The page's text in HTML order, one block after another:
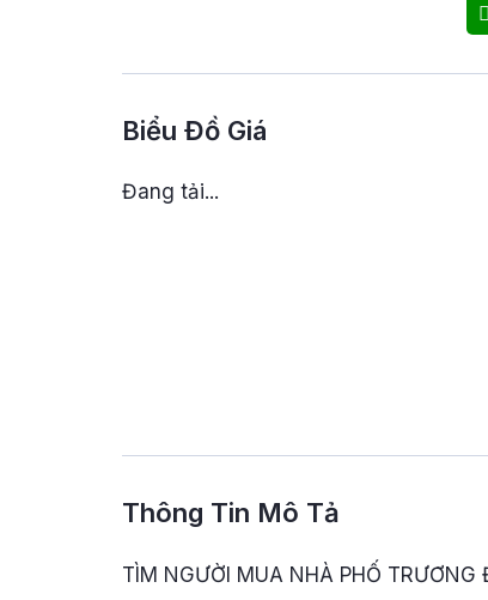
Biểu Đồ Giá
Đang tải...
Thông Tin Mô Tả
TÌM NGƯỜI MUA NHÀ PHỐ